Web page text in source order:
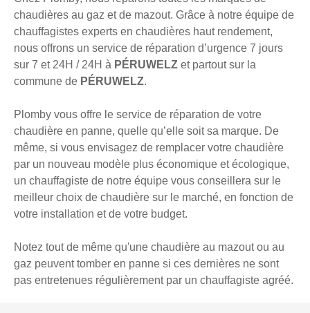
chaudières au gaz et de mazout. Grâce à notre équipe de
chauffagistes experts en chaudières haut rendement,
nous offrons un service de réparation d’urgence 7 jours
sur 7 et 24H / 24H à PÉRUWELZ et partout sur la
commune de PÉRUWELZ.
Plomby vous offre le service de réparation de votre
chaudière en panne, quelle qu’elle soit sa marque. De
même, si vous envisagez de remplacer votre chaudière
par un nouveau modèle plus économique et écologique,
un chauffagiste de notre équipe vous conseillera sur le
meilleur choix de chaudière sur le marché, en fonction de
votre installation et de votre budget.
Notez tout de même qu'une chaudière au mazout ou au
gaz peuvent tomber en panne si ces dernières ne sont
pas entretenues régulièrement par un chauffagiste agréé.